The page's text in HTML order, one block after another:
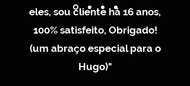
eles, sou cliente há 16 anos,
100% satisfeito, Obrigado!
(um abraço especial para o
Hugo)"